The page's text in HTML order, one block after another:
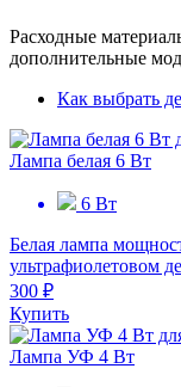
Расходные
дополнительные
Как выбрать
Лампа белая 6 Вт
6 Вт
Белая лампа
ультрафиолетовом
300 ₽
Купить
Лампа УФ 4 Вт